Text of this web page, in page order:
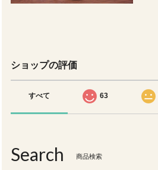
ショップの評価
すべて 63
Search 商品検索